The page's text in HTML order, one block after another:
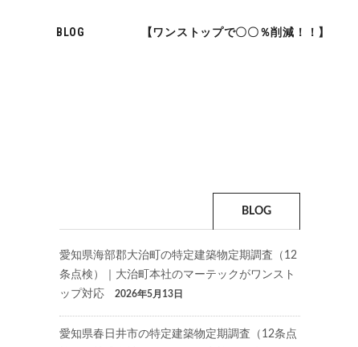
BLOG 【ワンストップで〇〇％削減！！】
BLOG
愛知県海部郡大治町の特定建築物定期調査（12
条点検）｜大治町本社のマーテックがワンスト
ップ対応
2026年5月13日
愛知県春日井市の特定建築物定期調査（12条点